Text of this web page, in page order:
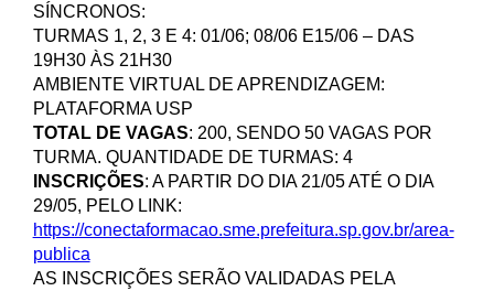
SÍNCRONOS:
TURMAS 1, 2, 3 E 4: 01/06; 08/06 E15/06 – DAS
19H30 ÀS 21H30
AMBIENTE VIRTUAL DE APRENDIZAGEM:
PLATAFORMA USP
TOTAL DE VAGAS: 200, SENDO 50 VAGAS POR
TURMA. QUANTIDADE DE TURMAS: 4
INSCRIÇÕES: A PARTIR DO DIA 21/05 ATÉ O DIA
29/05, PELO LINK:
https://conectaformacao.sme.prefeitura.sp.gov.br/area-
publica
AS INSCRIÇÕES SERÃO VALIDADAS PELA